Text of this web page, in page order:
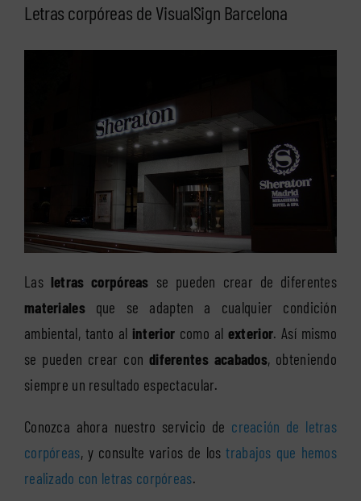
Letras corpóreas de VisualSign Barcelona
Las letras corpóreas se pueden crear de diferentes
materialesque se adapten a cualquier condición
ambiental, tanto al interior como al exterior. Así mismo
se pueden crear condiferentes acabados, obteniendo
siempre un resultado espectacular.
Conozca ahora nuestro servicio de creación de letras
corpóreas, y consulte varios de lostrabajos que hemos
realizado con letras corpóreas.